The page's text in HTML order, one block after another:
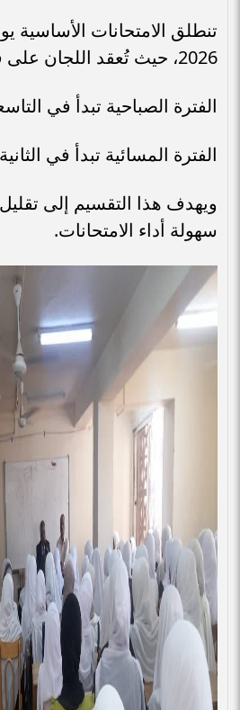
2026، حيث تُعقد اللجان على فترتين:
الفترة الصباحية تبدأ في
الفترة المسائية تبدأ في
ويهدف هذا التقسيم إلى
سهولة أداء الامتحانات.